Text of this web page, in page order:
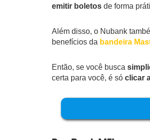
emitir boletos de forma
Além disso, o Nubank
benefícios da bandeira
Então, se você busca
certa para você, é só clicar